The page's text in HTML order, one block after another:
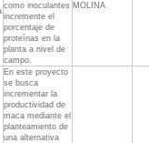
como inoculantes
incremente el
porcentaje de
proteínas en la
planta a nivel de
campo.
MOLINA
En este proyecto
se busca
incrementar la
productividad de
maca mediante el
planteamiento de
una alternativa